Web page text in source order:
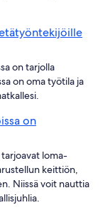
on tarjolla
on oma työtila ja
on
loma-
keittiön,
Niissä voit nauttia